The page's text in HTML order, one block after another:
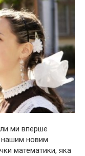
ми вперше
нашим новим
математики, яка